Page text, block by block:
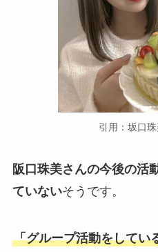
引用：坂口
阪口珠美さんの今後の活
ていないそうです。
「グループ活動をしてい